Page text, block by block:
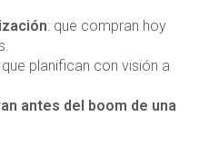
: que compran hoy
que planifican con visión a
antes del boom de una